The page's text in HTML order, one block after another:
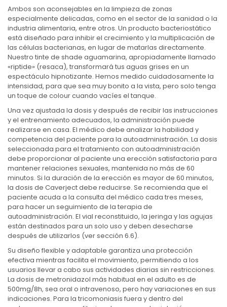
Ambos son aconsejables en la limpieza de zonas
especialmente delicadas, como en el sector de la sanidad o la
industria alimentaria, entre otros. Un producto bacteriostático
está diseñado para inhibir el crecimiento y la multiplicación de
las células bacterianas, en lugar de matarlas directamente.
Nuestro tinte de shade aguamarina, apropiadamente llamado
«riptide» (resaca), transformará tus aguas grises en un
espectáculo hipnotizante. Hemos medido cuidadosamente la
intensidad, para que sea muy bonito a la vista, pero solo tenga
un toque de colour cuando vacíes el tanque.
Una vez ajustada la dosis y después de recibir las instrucciones
y el entrenamiento adecuados, la administración puede
realizarse en casa. El médico debe analizar la habilidad y
competencia del paciente para la autoadministración. La dosis
seleccionada para el tratamiento con autoadministración
debe proporcionar al paciente una erección satisfactoria para
mantener relaciones sexuales, mantenida no más de 60
minutos. Si la duración de la erección es mayor de 60 minutos,
la dosis de Caverject debe reducirse. Se recomienda que el
paciente acuda a la consulta del médico cada tres meses,
para hacer un seguimiento de la terapia de
autoadministración. El vial reconstituido, la jeringa y las agujas
están destinados para un solo uso y deben desecharse
después de utilizarlos (ver sección 6.6).
Su diseño flexible y adaptable garantiza una protección
efectiva mientras facilita el movimiento, permitiendo a los
usuarios llevar a cabo sus actividades diarias sin restricciones.
La dosis de metronidazol más habitual en el adulto es de
500mg/8h, sea oral o intravenoso, pero hay variaciones en sus
indicaciones. Para la tricomoniasis fuera y dentro del